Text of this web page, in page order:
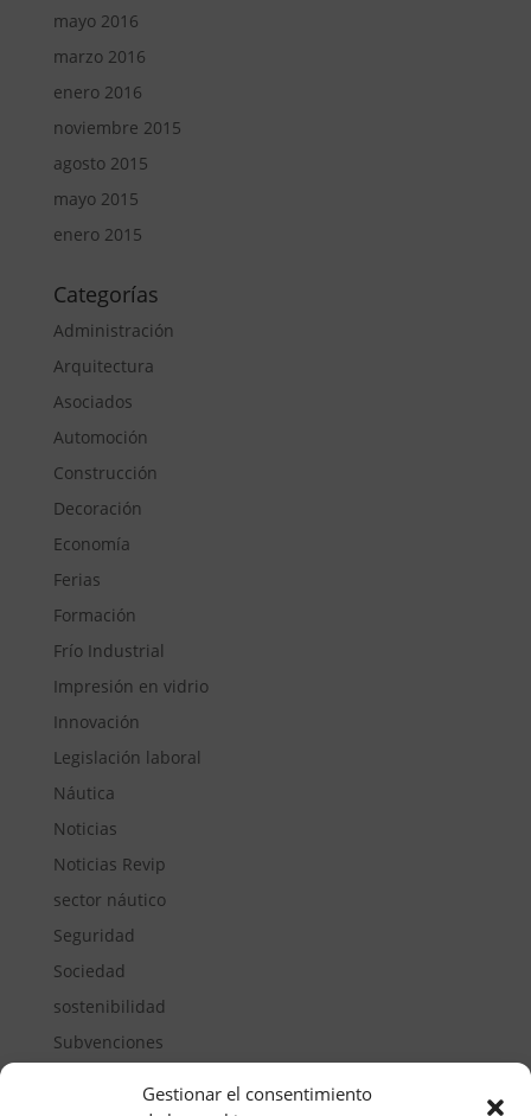
Gestionar el consentimiento
mayo 2016
marzo 2016
enero 2016
noviembre 2015
agosto 2015
mayo 2015
enero 2015
Categorías
Administración
Arquitectura
Asociados
Automoción
Construcción
Decoración
Economía
Ferias
Formación
Frío Industrial
Impresión en vidrio
Innovación
Legislación laboral
Náutica
Noticias
Noticias Revip
sector náutico
Seguridad
Sociedad
sostenibilidad
Subvenciones